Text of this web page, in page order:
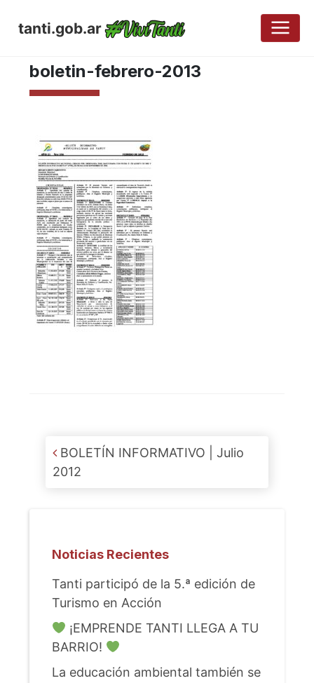
tanti.gob.ar
ABRIL 26, 2017
boletin-febrero-2013
Post navigation
BOLETÍN INFORMATIVO | Julio
2012
Noticias Recientes
Tanti participó de la 5.ª edición de
Turismo en Acción
¡EMPRENDE TANTI LLEGA A TU
BARRIO!
La educación ambiental también se